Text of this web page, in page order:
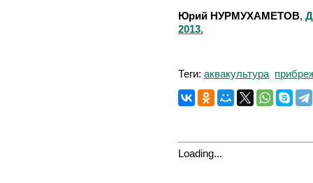
Юрий НУРМУХАМЕТОВ,
2013.
Теги: аквакультура
Loading...